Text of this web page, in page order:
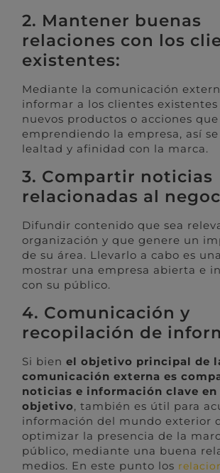
2. Mantener buenas
relaciones con los
existentes:
Mediante la comunicación
informar a los clientes existentes
nuevos productos o acciones que
emprendiendo la empresa, así
lealtad y afinidad con la marca.
3. Compartir noticias
relacionadas al
Difundir contenido que sea
organización y que genere un
de su área. Llevarlo a cabo es
mostrar una empresa abierta e
con su público.
4. Comunicación y
recopilación de
Si bienel objetivo principal de
comunicación externa es
noticias e información clave
objetivo, también es útil para
información del mundo exterior
optimizar la presencia de la
público, mediante una buena
medios. En este punto los